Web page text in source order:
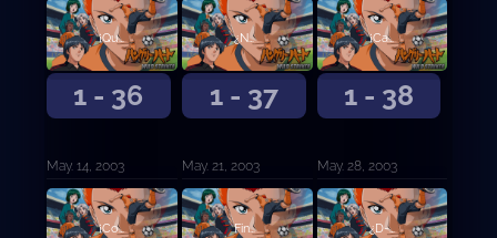
1 - 36
¡Que hacen chicos!
May. 14, 2003
1 - 37
¿No viene nadie más?
May. 21, 2003
1 - 38
¡Capitán Esaka ...!?
May. 28, 2003
¡Come y corre mujer! ¿Cuánto tiempo vas a dormir? Finalmente pude volver ... ¿D-Doce Objetivos?